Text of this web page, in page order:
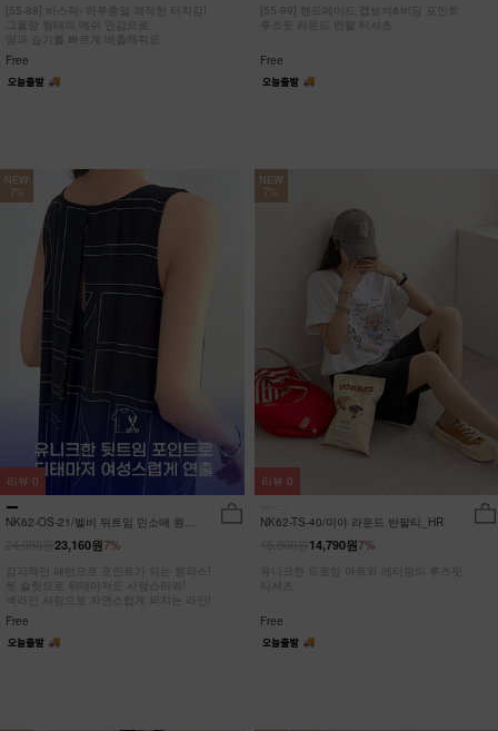
[55-88] 바스락- 하루종일 쾌적한 터치감!
그물망 형태의 메쉬 안감으로
땀과 습기를 빠르게 배출해줘요
Free
[55-99] 핸드메이드 캡보석&비딩 포인트
루즈핏 라운드 반팔 티셔츠
Free
NEW
7%
NK62-OS-21/벨비 뒤트임 민소매 원피
7%
23,160원
감각적인 패턴으로 포인트가 되는 원피스!
뒷 슬릿으로 뒤태마저도 사랑스러워!
넥라인 셔링으로 자연스럽게 퍼지는 라인!
Free
리뷰 0
NEW
7%
NK62-TS-40/미야 라운드 반팔티_HR
7%
14,790원
유니크한 드로잉 아트와 레터링의 루즈핏
티셔츠
Free
리뷰 0